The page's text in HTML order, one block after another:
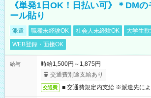
《単発1日OK！日払い可》＊DM
ール貼り
派遣 職種未経験OK 社会人未経験OK 大学生歓
WEB登録・面接OK
給与
時給1,500円～1,875円
交通費別途支給あり
交通費 ■ 交通費規定内支給 ※派遣先に